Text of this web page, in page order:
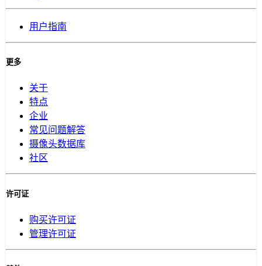
用户指南
更多
关于
特点
企业
常见问题解答
摄像头数据库
社区
许可证
购买许可证
管理许可证